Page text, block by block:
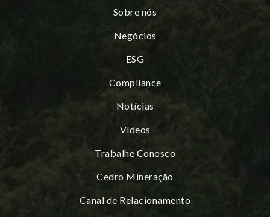
Sobre nós
Negócios
ESG
Compliance
Notícias
Vídeos
Trabalhe Conosco
Cedro Mineração
Canal de Relacionamento